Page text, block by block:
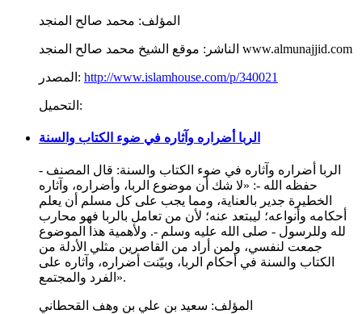
المؤلف: محمد صالح المنجد
الناشر: موقع الشيخ محمد صالح المنجد www.almunajjid.com
المصدر: http://www.islamhouse.com/p/340021
التحميل:
الربا أضراره وآثاره في ضوء الكتاب والسنة
الربا أضراره وآثاره في ضوء الكتاب والسنة: قال المصنف -
حفظه الله -: «لا شك أن موضوع الربا، وأضراره، وآثاره
الخطيرة جدير بالعناية، ومما يجب على كل مسلم أن يعلم
أحكامه وأنواعه؛ ليبتعد عنه؛ لأن من تعامل بالربا فهو محارب
لله وللرسول - صلى الله عليه وسلم -. ولأهمية هذا الموضوع
جمعت لنفسي، ولمن أراد من القاصرين مثلي الأدلة من
الكتاب والسنة في أحكام الربا، وبيّنت أضراره، وآثاره على
الفرد والمجتمع».
المؤلف: سعيد بن علي بن وهف القحطاني